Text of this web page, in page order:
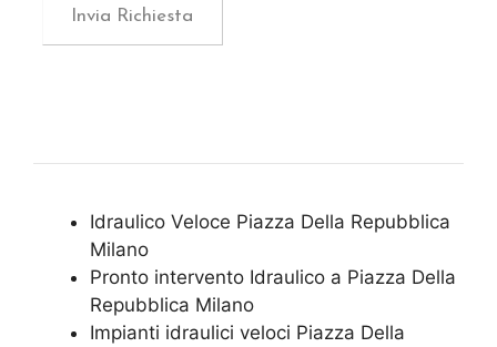
Idraulico Veloce Piazza Della Repubblica
Milano
Pronto intervento Idraulico a Piazza Della
Repubblica Milano
Impianti idraulici veloci Piazza Della